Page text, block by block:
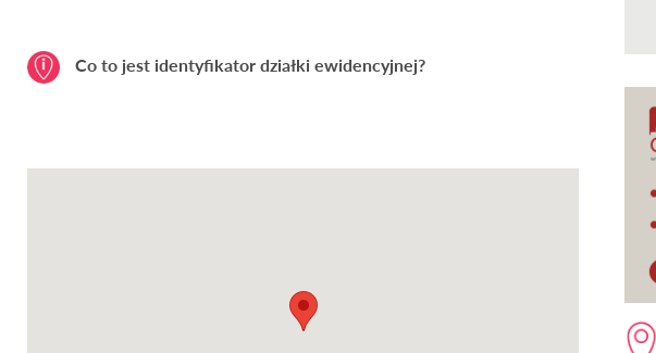
Co to jest identyfikator działki ewidencyjnej?